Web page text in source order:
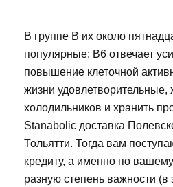
В группе В их около
популярные: В6 отвечает
повышение клеточной
жизни удовлетворительные,
холодильников и хранить
Stanabolic доставка
Тольятти. Тогда вам
кредиту, а именно по
разную степень важности (в